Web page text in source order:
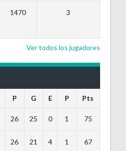
1470 3
Ver todos los jugadores
P G E P Pts
26 25 0 1 75
26 21 4 1 67